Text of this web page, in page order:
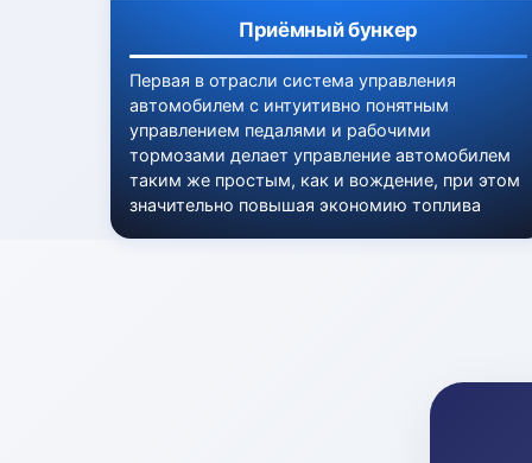
Приёмный бункер
Первая в отрасли система управления
автомобилем с интуитивно понятным
управлением педалями и рабочими
тормозами делает управление автомобилем
таким же простым, как и вождение, при этом
значительно повышая экономию топлива